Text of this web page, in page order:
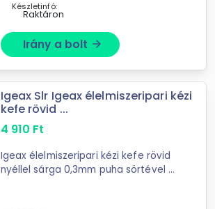
Készletinfó:
Raktáron
Irány a bolt arrow_forward
Igeax Slr Igeax élelmiszeripari kézi
kefe rövid ...
4 910 Ft
Igeax élelmiszeripari kézi kefe rövid
nyéllel sárga 0,3mm puha sörtével -